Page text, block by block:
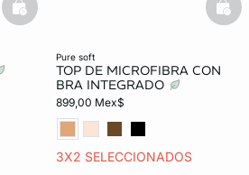
basketfull
pure soft
TOP DE MICROFIBRA CON
BRA INTEGRADO
899,00 Mex$
3X2 SELECCIONADOS